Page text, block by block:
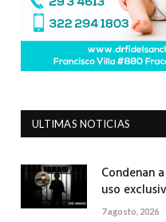
ULTIMAS NOTICIAS
Condenan
uso
7 agosto, 2026